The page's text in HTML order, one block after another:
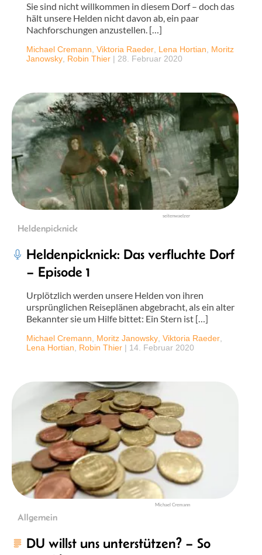
Sie sind nicht willkommen in diesem Dorf – doch das
hält unsere Helden nicht davon ab, ein paar
Nachforschungen anzustellen. […]
Michael Cremann Viktoria Raeder Lena Hortian
Moritz
Janowsky Robin Thier | 28. Februar 2020
seitenwaelzer
Heldenpicknick
Heldenpicknick: Das verfluchte Dorf
– Episode 1
Urplötzlich werden unsere Helden von ihren
ursprünglichen Reiseplänen abgebracht, als ein alter
Bekannter sie um Hilfe bittet: Ein Stern ist […]
Michael Cremann Moritz Janowsky Viktoria Raeder
Lena Hortian
Robin Thier | 14. Februar 2020
Michael Cremann
Allgemein
DU willst uns unterstützen? – So